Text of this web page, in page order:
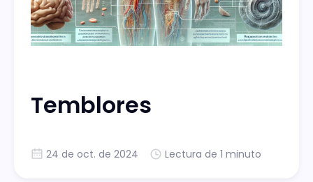
Temblores
24 de oct. de 2024 Lectura de 1 minuto